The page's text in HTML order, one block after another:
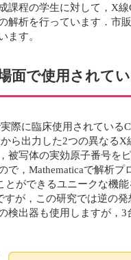
課程の学生に対して，X
解析を行っています．市
ます。
面で使用されて
際に臨床使用されてい
ら出力した2つの異なる
被写体の実効原子番号を
で，Mathematicaで解析
ができるユニークな機
が，この研究では逆の
出器も使用しますが，